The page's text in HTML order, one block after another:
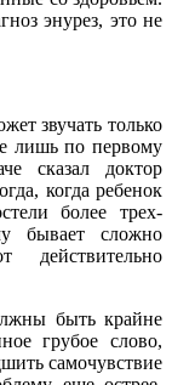
энурез, это не
звучать только
лишь по первому
сказал доктор
когда ребенок
более трех-
бывает сложно
действительно
быть крайне
грубое слово,
самочувствие